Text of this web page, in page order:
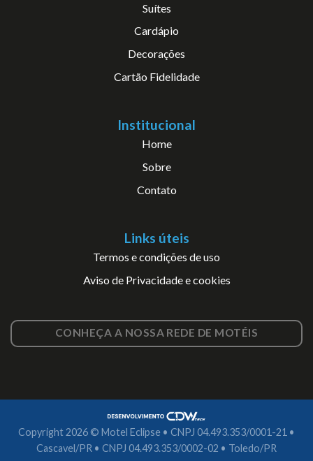
Suítes
Cardápio
Decorações
Cartão Fidelidade
Institucional
Home
Sobre
Contato
Links úteis
Termos e condições de uso
Aviso de Privacidade e cookies
CONHEÇA A NOSSA REDE DE MOTÉIS
Copyright 2026 © Motel Eclipse • CNPJ 04.493.353/0001-21 •
Cascavel/PR • CNPJ 04.493.353/0002-02 • Toledo/PR